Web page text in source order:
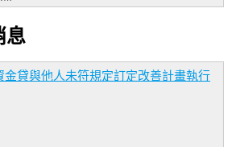
息
金貸與他人未符規定訂定改善計畫執行